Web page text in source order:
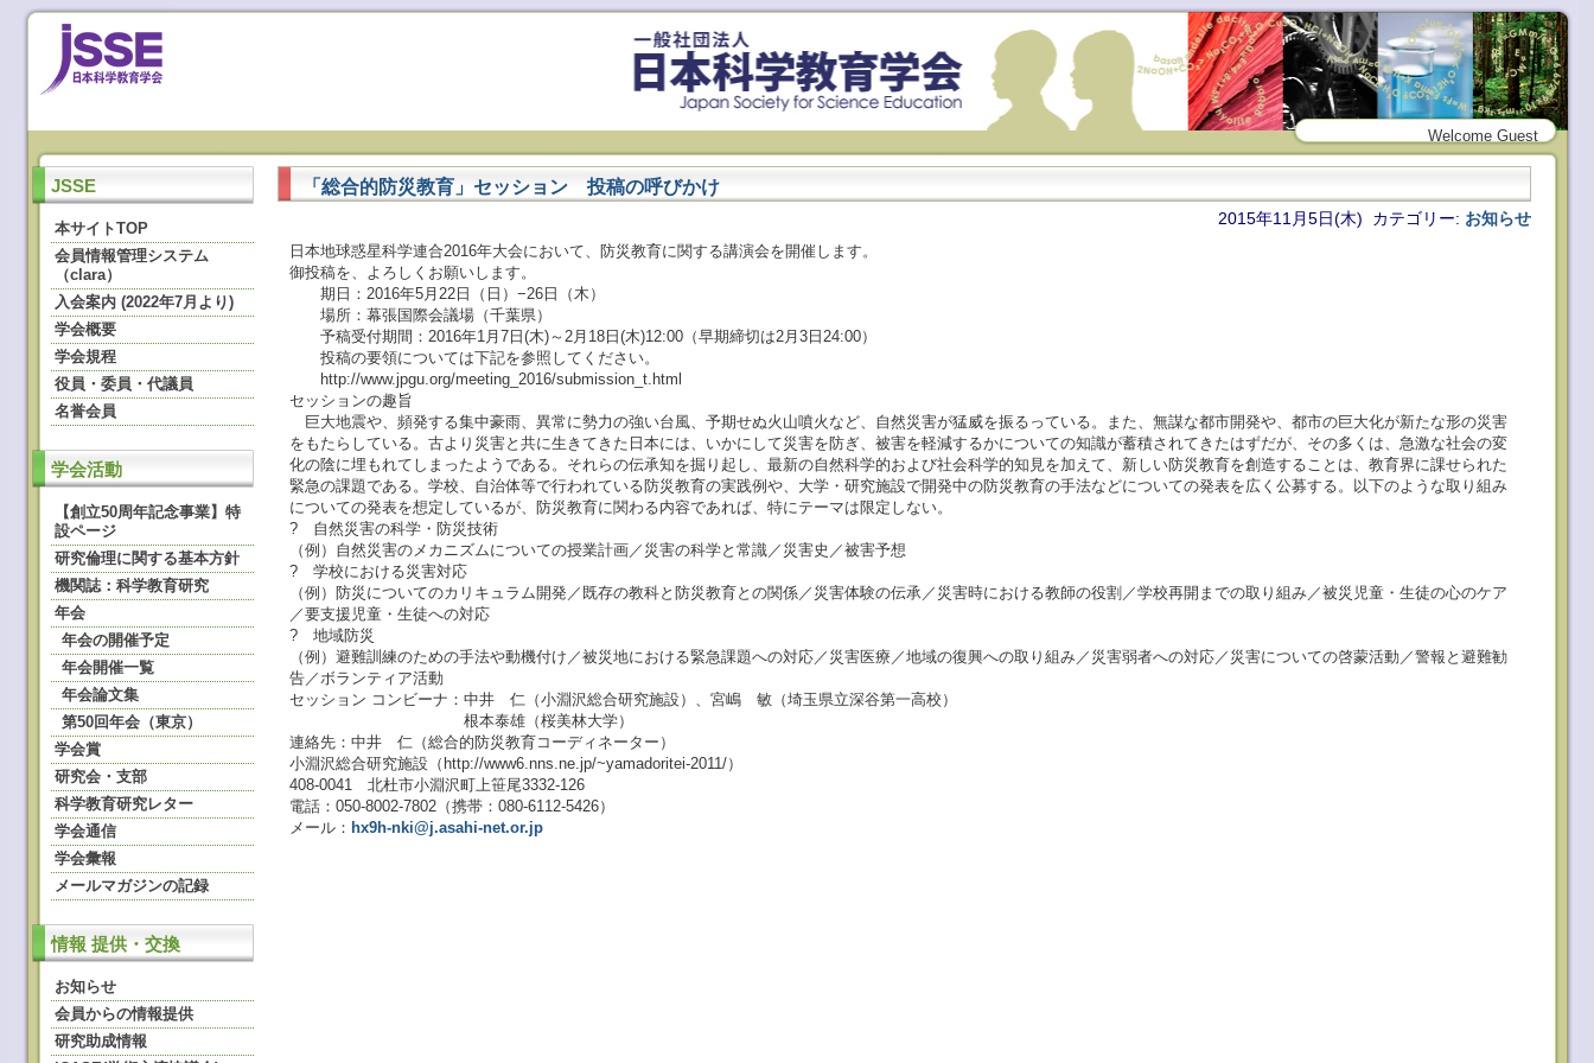
Welcome Guest
JSSE
本サイトTOP
会員情報管理システム
（clara）
入会案内 (2022年7月より)
学会概要
学会規程
役員・委員・代議員
名誉会員
学会活動
【創立50周年記念事業】特
設ページ
研究倫理に関する基本方針
機関誌：科学教育研究
年会
年会の開催予定
年会開催一覧
年会論文集
第50回年会（東京）
学会賞
研究会・支部
科学教育研究レター
学会通信
学会彙報
メールマガジンの記録
情報 提供・交換
お知らせ
会員からの情報提供
研究助成情報
「総合的防災教育」セッション 投稿の呼びかけ
2015年11月5日(木) カテゴリー: お知らせ
日本地球惑星科学連合2016年大会において、防災教育に関する講演会を開催します。
御投稿を、よろしくお願いします。
期日：2016年5月22日（日）−26日（木）
場所：幕張国際会議場（千葉県）
予稿受付期間：2016年1月7日(木)～2月18日(木)12:00（早期締切は2月3日24:00）
投稿の要領については下記を参照してください。
http://www.jpgu.org/meeting_2016/submission_t.html
セッションの趣旨
巨大地震や、頻発する集中豪雨、異常に勢力の強い台風、予期せぬ火山噴火など、自然災害が猛威を振るっている。また、無謀な都市開発や、都市の巨大化が新たな形の災害
をもたらしている。古より災害と共に生きてきた日本には、いかにして災害を防ぎ、被害を軽減するかについての知識が蓄積されてきたはずだが、その多くは、急激な社会の変
化の陰に埋もれてしまったようである。それらの伝承知を掘り起し、最新の自然科学的および社会科学的知見を加えて、新しい防災教育を創造することは、教育界に課せられた
緊急の課題である。学校、自治体等で行われている防災教育の実践例や、大学・研究施設で開発中の防災教育の手法などについての発表を広く公募する。以下のような取り組み
についての発表を想定しているが、防災教育に関わる内容であれば、特にテーマは限定しない。
? 自然災害の科学・防災技術
（例）自然災害のメカニズムについての授業計画／災害の科学と常識／災害史／被害予想
? 学校における災害対応
（例）防災についてのカリキュラム開発／既存の教科と防災教育との関係／災害体験の伝承／災害時における教師の役割／学校再開までの取り組み／被災児童・生徒の心のケア
／要支援児童・生徒への対応
? 地域防災
（例）避難訓練のための手法や動機付け／被災地における緊急課題への対応／災害医療／地域の復興への取り組み／災害弱者への対応／災害についての啓蒙活動／警報と避難勧
告／ボランティア活動
セッション コンビーナ：中井 仁（小淵沢総合研究施設）、宮嶋 敏（埼玉県立深谷第一高校）
根本泰雄（桜美林大学）
連絡先：中井 仁（総合的防災教育コーディネーター）
小淵沢総合研究施設（http://www6.nns.ne.jp/~yamadoritei-2011/）
408-0041 北杜市小淵沢町上笹尾3332-126
電話：050-8002-7802（携帯：080-6112-5426）
メール： hx9h-nki@j.asahi-net.or.jp